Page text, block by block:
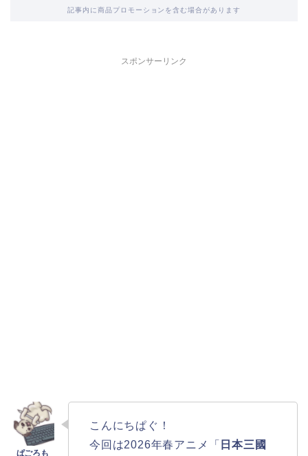
記事内に商品プロモーションを含む場合があります
スポンサーリンク
こんにちぱぐ！
今回は2026年春アニメ「 日本三國